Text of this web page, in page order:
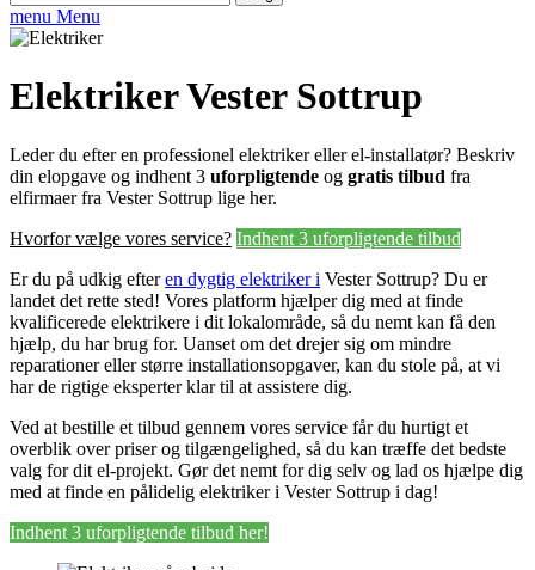
efter:
menu Menu
Elektriker Vester Sottrup
Leder du efter en professionel elektriker eller el-installatør? Beskriv
din elopgave og indhent 3 uforpligtende og gratis tilbud fra
elfirmaer fra Vester Sottrup lige her.
Hvorfor vælge vores service? Indhent 3 uforpligtende tilbud
Er du på udkig efteren dygtig elektriker i Vester Sottrup? Du er
landet det rette sted! Vores platform hjælper dig med at finde
kvalificerede elektrikere i dit lokalområde, så du nemt kan få den
hjælp, du har brug for. Uanset om det drejer sig om mindre
reparationer eller større installationsopgaver, kan du stole på, at vi
har de rigtige eksperter klar til at assistere dig.
Ved at bestille et tilbud gennem vores service får du hurtigt et
overblik over priser og tilgængelighed, så du kan træffe det bedste
valg for dit el-projekt. Gør det nemt for dig selv og lad os hjælpe dig
med at finde en pålidelig elektriker i Vester Sottrup i dag!
Indhent 3 uforpligtende tilbud her!